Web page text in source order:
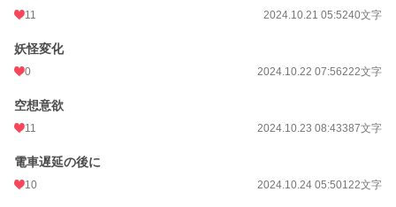
11 2024.10.21 05:5240文字
妖怪変化
0 2024.10.22 07:56222文字
空想意欲
11 2024.10.23 08:43387文字
電車遅延の後に
10 2024.10.24 05:50122文字